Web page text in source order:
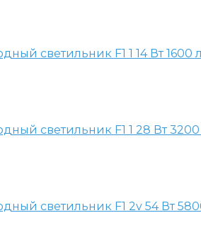
светильник F1 1 14 Вт 1600
светильник F1 1 28 Вт 3200
светильник F1 2v 54 Вт